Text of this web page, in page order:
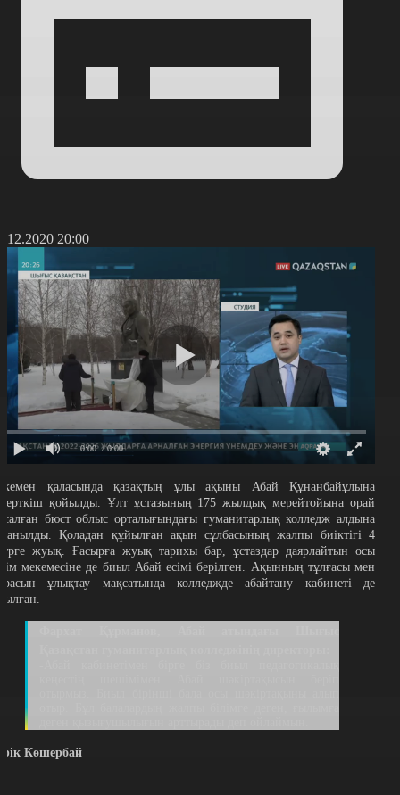
20:00
0:00 / 0:00
қаласында қазақтың ұлы ақыны Абай Құнанбайұлына
қойылды. Ұлт ұстазының 175 жылдық мерейтойына орай
бюст облыс орталығындағы гуманитарлық колледж алдына
Қоладан құйылған ақын сұлбасының жалпы биіктігі 4
жуық. Ғасырға жуық тарихы бар, ұстаздар даярлайтын осы
мекемесіне де биыл Абай есімі берілген. Ақынның тұлғасы мен
ұлықтау мақсатында колледжде абайтану кабинеті де
Көшербай